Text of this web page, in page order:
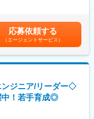
す。
社（池袋本社もしくは顧客
となります。
動いたしますが、当社はテ
額)は固定手当を含めた表記
応募依頼する
（エージェントサービス）
ンジニア/リーダー◇
中！若手育成◎